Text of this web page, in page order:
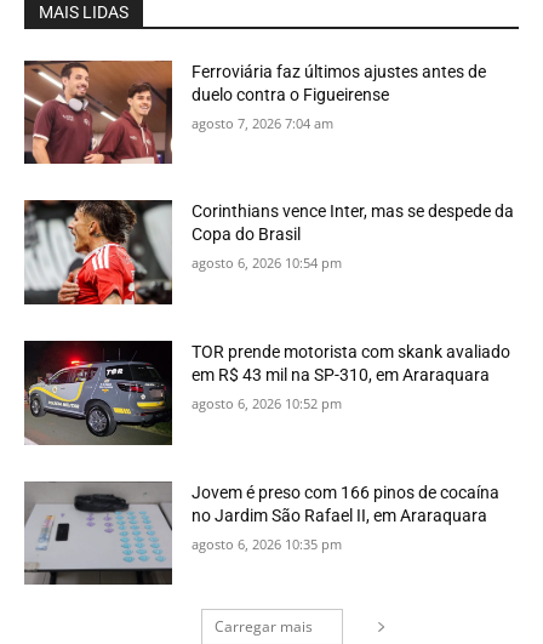
MAIS LIDAS
Ferroviária faz últimos ajustes antes de
duelo contra o Figueirense
agosto 7, 2026 7:04 am
Corinthians vence Inter, mas se despede da
Copa do Brasil
agosto 6, 2026 10:54 pm
TOR prende motorista com skank avaliado
em R$ 43 mil na SP-310, em Araraquara
agosto 6, 2026 10:52 pm
Jovem é preso com 166 pinos de cocaína
no Jardim São Rafael II, em Araraquara
agosto 6, 2026 10:35 pm
Carregar mais